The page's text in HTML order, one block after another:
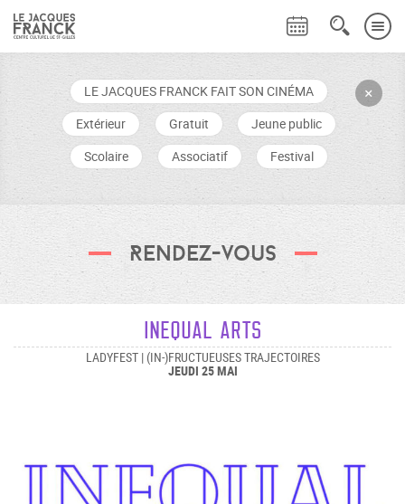
+
LE JACQUES FRANCK FAIT SON CINÉMA
Extérieur
Gratuit
Jeune public
Scolaire
Associatif Festival
Rendez-vous
INEQUAL ARTS
LADYFEST | (IN-)FRUCTUEUSES TRAJECTOIRES
JEUDI 25 MAI